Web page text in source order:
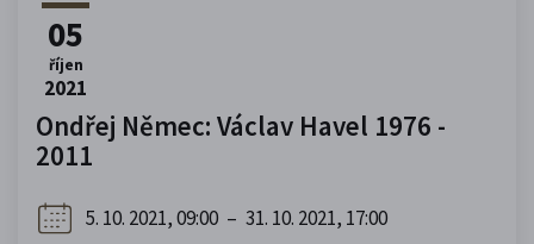
05
říjen
2021
Ondřej Němec: Václav Havel 1976 -
2011
5. 10. 2021, 09:00 – 31. 10. 2021, 17:00